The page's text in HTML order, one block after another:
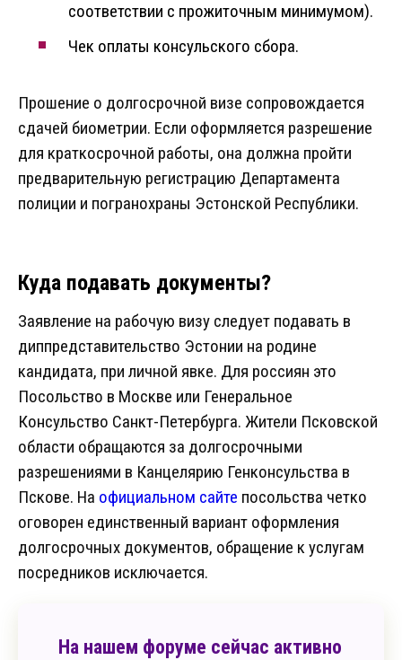
соответствии с прожиточным минимумом).
Чек оплаты консульского сбора.
Прошение о долгосрочной визе сопровождается
сдачей биометрии. Если оформляется разрешение
для краткосрочной работы, она должна пройти
предварительную регистрацию Департамента
полиции и погранохраны Эстонской Республики.
Куда подавать документы?
Заявление на рабочую визу следует подавать в
диппредставительство Эстонии на родине
кандидата, при личной явке. Для россиян это
Посольство в Москве или Генеральное
Консульство Санкт-Петербурга. Жители Псковской
области обращаются за долгосрочными
разрешениями в Канцелярию Генконсульства в
Пскове. На официальном сайте посольства четко
оговорен единственный вариант оформления
долгосрочных документов, обращение к услугам
посредников исключается.
На нашем форуме сейчас активно